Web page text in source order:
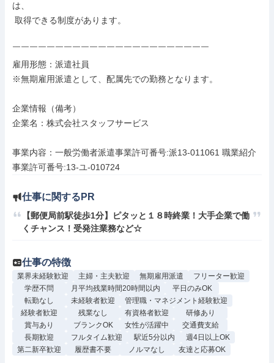
は、
￣￣￣￣￣￣￣￣￣￣￣￣￣￣￣￣￣￣￣￣￣￣￣
雇用形態：派遣社員
※無期雇用派遣として、配属先での勤務となります。
企業情報（備考）
企業名：株式会社スタッフサービス
事業内容：一般労働者派遣事業許可番号:派13-011061 職業紹介
事業許可番号:13-ユ-010724
仕事に関するPR
【郵便局前駅徒歩1分】ピタッと１８時終業！大手企業で働
くチャンス！受発注業務など☆
仕事の特徴
業界未経験歓迎 主婦・主夫歓迎 無期雇用派遣
フリーター歓迎
学歴不問
月平均残業時間20時間以内
平日のみOK
転勤なし
未経験者歓迎
管理職・マネジメント経験歓迎
経験者歓迎
残業なし 有資格者歓迎
研修あり
賞与あり
ブランクOK 女性が活躍中
交通費支給
長期歓迎
フルタイム歓迎 駅近5分以内
週4日以上OK
第二新卒歓迎
履歴書不要 ノルマなし 友達と応募OK